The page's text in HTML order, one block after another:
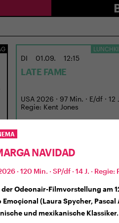
DI 01.09. 12:15
LATE FAME
USA 2026 · 97 Min. · E/df · 12
Regie: Kent Jones
NAVIDAD
· 120 Min. · SP/df · 14 J. ·
der Odeonair-Filmvorstellung am
Emoçional (Laura Spycher,
und mexikanische Klassiker.